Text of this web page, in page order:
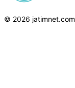
© 2026 jatimnet.com